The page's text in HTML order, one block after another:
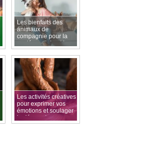
Les bienfaits des
animaux de
compagnie pour la
santé mentale et le
bien-être
Les activités créatives
pour exprimer vos
émotions et soulager
la dépression